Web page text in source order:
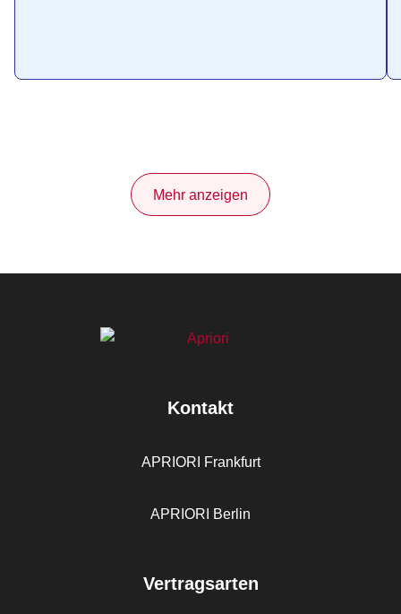
Mehr anzeigen
Kontakt
APRIORI Frankfurt
APRIORI Berlin
Vertragsarten